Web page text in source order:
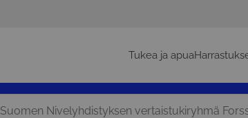
Tukea ja apua
Suomen Nivelyhdistyksen vertaistukiryhmä